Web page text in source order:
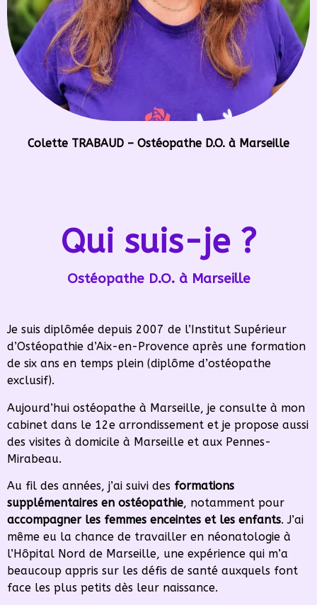
Colette TRABAUD – Ostéopathe D.O. à Marseille
Qui suis-je ?
Ostéopathe D.O. à Marseille
Je suis diplômée depuis 2007 de l’Institut Supérieur
d’Ostéopathie d’Aix-en-Provence après une formation
de six ans en temps plein (diplôme d’ostéopathe
exclusif).
Aujourd’hui ostéopathe à Marseille, je consulte à mon
cabinet dans le 12e arrondissement et je propose aussi
des visites à domicile à Marseille et aux Pennes-
Mirabeau.
Au fil des années, j’ai suivi des formations
supplémentaires en ostéopathie, notamment pour
accompagner les femmes enceintes et les enfants. J’ai
même eu la chance de travailler en néonatologie à
l’Hôpital Nord de Marseille, une expérience qui m’a
beaucoup appris sur les défis de santé auxquels font
face les plus petits dès leur naissance.